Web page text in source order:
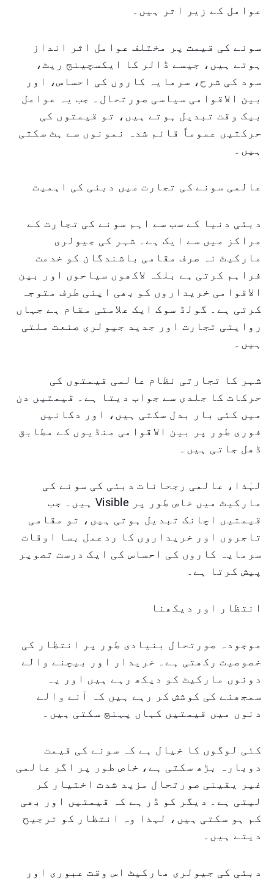
عوامل کے زیر اثر ہیں۔
سونے کی قیمت پر مختلف عوامل اثر انداز
ہوتے ہیں، جیسے ڈالر کا ایکسچینج ریٹ،
سود کی شرح، سرمایہ کاروں کی احساس، اور
بین الاقوامی سیاسی صورتحال۔ جب یہ عوامل
بیک وقت تبدیل ہوتے ہیں، تو قیمتوں کی
حرکتیں عموماً قائم شدہ نمونوں سے ہٹ سکتی
ہیں۔
عالمی سونے کی تجارت میں دبئی کی اہمیت
دبئی دنیا کے سب سے اہم سونے کی تجارت کے
مراکز میں سے ایک ہے۔ شہر کی جیولری
مارکیٹ نہ صرف مقامی باشندگان کو خدمت
فراہم کرتی ہے بلکہ لاکھوں سیاحوں اور بین
الاقوامی خریداروں کو بھی اپنی طرف متوجہ
کرتی ہے۔ گولڈ سوک ایک علامتی مقام ہے جہاں
روایتی تجارت اور جدید جیولری صنعت ملتی
ہیں۔
شہر کا تجارتی نظام عالمی قیمتوں کی
حرکات کا جلدی سے جواب دیتا ہے۔ قیمتیں دن
میں کئی بار بدل سکتی ہیں، اور دکانیں
فوری طور پر بین الاقوامی منڈیوں کے مطابق
ڈھل جاتی ہیں۔
لہٰذا، عالمی رجحانات دبئی کی سونے کی
مارکیٹ میں خاص طور پر Visible ہیں۔ جب
قیمتیں اچانک تبدیل ہوتی ہیں، تو مقامی
تاجروں اور خریداروں کا ردعمل بسا اوقات
سرمایہ کاروں کی احساس کی ایک درست تصویر
پیش کرتا ہے۔
انتظار اور دیکھنا
موجودہ صورتحال بنیادی طور پر انتظار کی
خصوصیت رکھتی ہے۔ خریدار اور بیچنے والے
دونوں مارکیٹ کو دیکھ رہے ہیں اور یہ
سمجھنے کی کوشش کر رہے ہیں کہ آنے والے
دنوں میں قیمتیں کہاں پہنچ سکتی ہیں۔
کئی لوگوں کا خیال ہے کہ سونے کی قیمت
دوبارہ بڑھ سکتی ہے، خاص طور پر اگر عالمی
غیر یقینی صورتحال مزید شدت اختیار کر
لیتی ہے۔ دیگر کو ڈر ہے کہ قیمتیں اور بھی
کم ہو سکتی ہیں، لہذا وہ انتظار کو ترجیح
دیتے ہیں۔
دبئی کی جیولری مارکیٹ اس وقت عبوری اور